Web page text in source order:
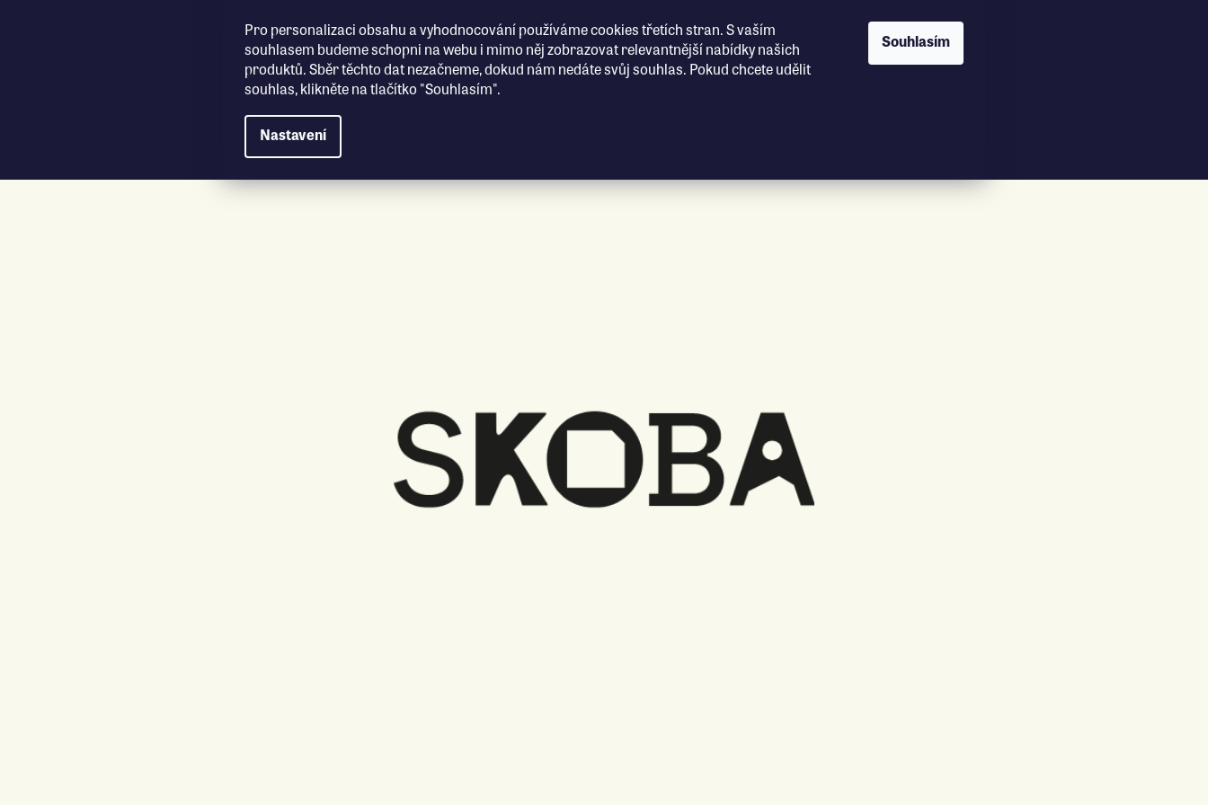
Pro personalizaci obsahu a vyhodnocování používáme cookies třetích stran. S vaším
souhlasem budeme schopni na webu i mimo něj zobrazovat relevantnější nabídky našich
produktů. Sběr těchto dat nezačneme, dokud nám nedáte svůj souhlas. Pokud chcete udělit
souhlas, klikněte na tlačítko "Souhlasím".
Nastavení
Souhlasím